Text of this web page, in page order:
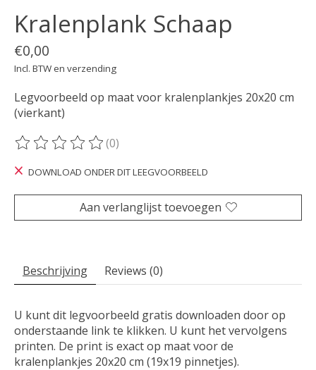
Kralenplank Schaap
€0,00
Incl. BTW en verzending
Legvoorbeeld op maat voor kralenplankjes 20x20 cm
(vierkant)
De beoordeling van dit product is
(0)
DOWNLOAD ONDER DIT LEEGVOORBEELD
Aan verlanglijst toevoegen
Beschrijving Reviews (0)
U kunt dit legvoorbeeld gratis downloaden door op
onderstaande link te klikken. U kunt het vervolgens
printen. De print is exact op maat voor de
kralenplankjes 20x20 cm (19x19 pinnetjes).